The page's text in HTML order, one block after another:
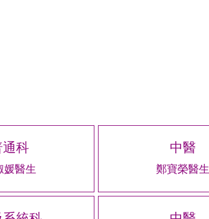
通科
媛醫生
中醫
鄭寶榮醫生